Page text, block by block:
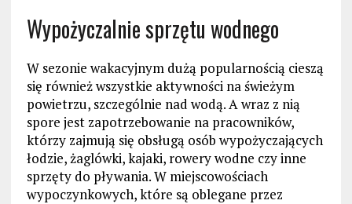
Wypożyczalnie sprzętu wodnego
W sezonie wakacyjnym dużą popularnością cieszą
się również wszystkie aktywności na świeżym
powietrzu, szczególnie nad wodą. A wraz z nią
spore jest zapotrzebowanie na pracowników,
którzy zajmują się obsługą osób wypożyczających
łodzie, żaglówki, kajaki, rowery wodne czy inne
sprzęty do pływania. W miejscowościach
wypoczynkowych, które są oblegane przez